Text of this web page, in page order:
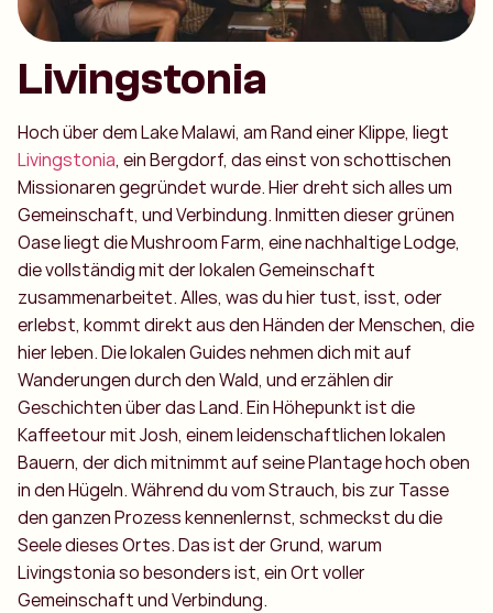
Livingstonia
Hoch über dem Lake Malawi, am Rand einer Klippe, liegt
Livingstonia, ein Bergdorf, das einst von schottischen
Missionaren gegründet wurde. Hier dreht sich alles um
Gemeinschaft, und Verbindung. Inmitten dieser grünen
Oase liegt die Mushroom Farm, eine nachhaltige Lodge,
die vollständig mit der lokalen Gemeinschaft
zusammenarbeitet. Alles, was du hier tust, isst, oder
erlebst, kommt direkt aus den Händen der Menschen, die
hier leben. Die lokalen Guides nehmen dich mit auf
Wanderungen durch den Wald, und erzählen dir
Geschichten über das Land. Ein Höhepunkt ist die
Kaffeetour mit Josh, einem leidenschaftlichen lokalen
Bauern, der dich mitnimmt auf seine Plantage hoch oben
in den Hügeln. Während du vom Strauch, bis zur Tasse
den ganzen Prozess kennenlernst, schmeckst du die
Seele dieses Ortes. Das ist der Grund, warum
Livingstonia so besonders ist, ein Ort voller
Gemeinschaft und Verbindung.